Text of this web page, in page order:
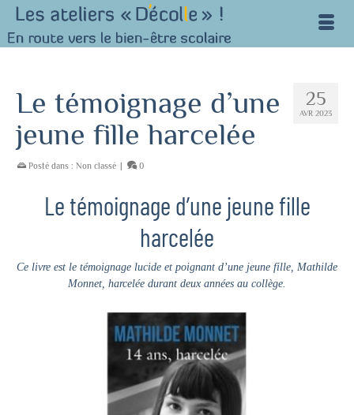
25
AVR 2023
Le témoignage d’une
jeune fille harcelée
Posté dans : Non classé | 0
Le témoignage d’une jeune fille
harcelée
Ce livre est le témoignage lucide et poignant d’une jeune fille, Mathilde
Monnet, harcelée durant deux années au collège.